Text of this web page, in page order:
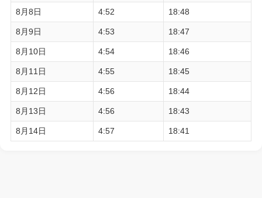
8月8日 4:52 18:48
8月9日 4:53 18:47
8月10日 4:54 18:46
8月11日 4:55 18:45
8月12日 4:56 18:44
8月13日 4:56 18:43
8月14日 4:57 18:41